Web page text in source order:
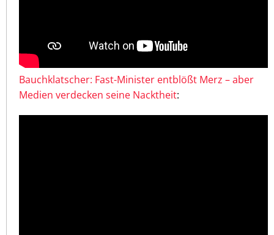
Bauchklatscher: Fast-Minister entblößt Merz – aber
Medien verdecken seine Nacktheit: